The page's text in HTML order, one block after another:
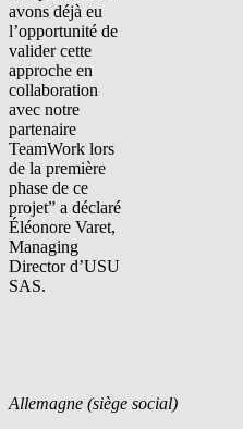
avons déjà eu
l’opportunité de
valider cette
approche en
collaboration
avec notre
partenaire
TeamWork lors
de la première
phase de ce
projet” a déclaré
Éléonore Varet,
Managing
Director d’USU
SAS.
Allemagne (siège social)